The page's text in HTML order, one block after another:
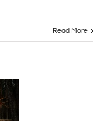
Read More